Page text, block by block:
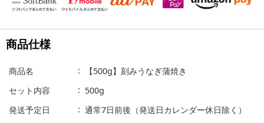
商品仕様
商品名
【500g】刻みうなぎ蒲焼き
セット内容
500g
発送予定日
通常7日前後（発送日カレンダー休日除く）